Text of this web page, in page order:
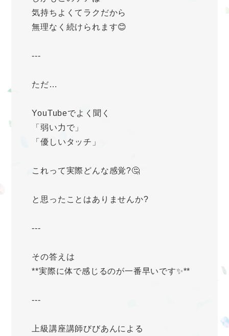
気持ちよくてラクだから
無理なく続けられます😊
---
ただ…
YouTubeでよく聞く
「弱い力で」
「優しいタッチ」
これって実際どんな感覚?🤔
と思ったことはありませんか?
---
その答えは
**実際に体で感じるのが一番早いです✨**
---
上級講座講師びびあんによる